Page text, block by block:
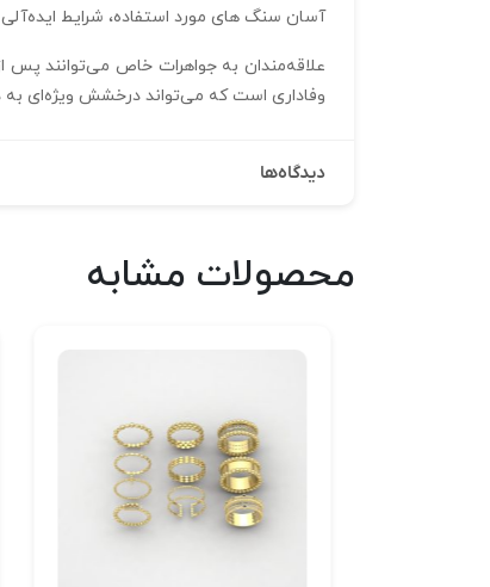
آسان سنگ‌ های مورد استفاده، شرایط ایده‌آلی
وفاداری است که می‌تواند درخشش ویژه‌ای به
دیدگاه‌ها
محصولات مشابه